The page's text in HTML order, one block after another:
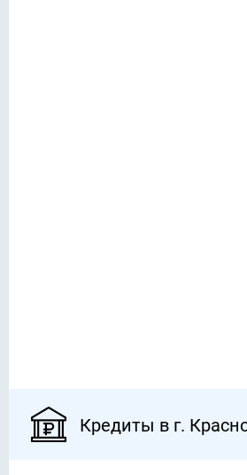
Кредиты в г.